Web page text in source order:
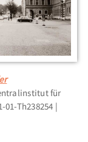
für
Th238254